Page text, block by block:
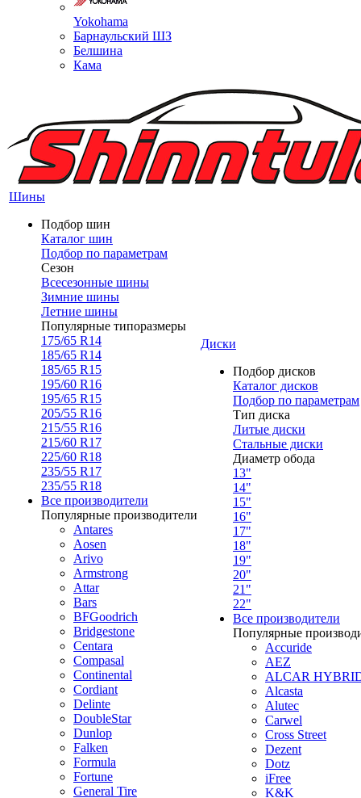
Yokohama
Барнаульский ШЗ
Белшина
Кама
Шины
Подбор шин
Каталог шин
Подбор по параметрам
Сезон
Всесезонные шины
Зимние шины
Летние шины
Популярные типоразмеры
175/65 R14
185/65 R14
185/65 R15
195/60 R16
195/65 R15
205/55 R16
215/55 R16
215/60 R17
225/60 R18
235/55 R17
235/55 R18
Все производители
Популярные производители
Antares
Aosen
Arivo
Armstrong
Attar
Bars
BFGoodrich
Bridgestone
Centara
Compasal
Continental
Cordiant
Delinte
DoubleStar
Dunlop
Falken
Formula
Fortune
General Tire
Диски
Подбор дисков
Каталог дисков
Подбор по параметрам
Тип диска
Литые диски
Стальные диски
Диаметр обода
13"
14"
15"
16"
17"
18"
19"
20"
21"
22"
Все производители
Популярные
Accuride
AEZ
ALCAR
Alcasta
Alutec
Carwel
Cross Street
Dezent
Dotz
iFree
K&K